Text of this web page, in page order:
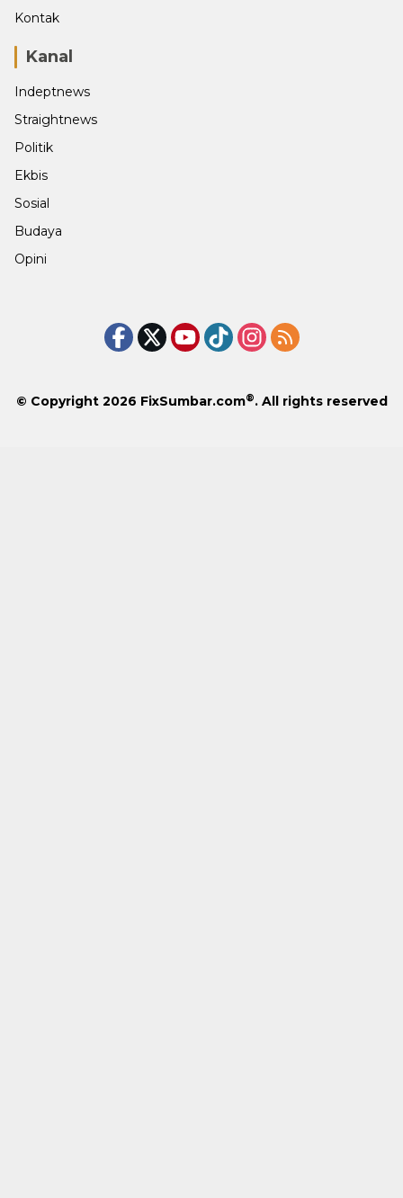
Kontak
Kanal
Indeptnews
Straightnews
Politik
Ekbis
Sosial
Budaya
Opini
© Copyright 2026 FixSumbar.com®. All rights reserved